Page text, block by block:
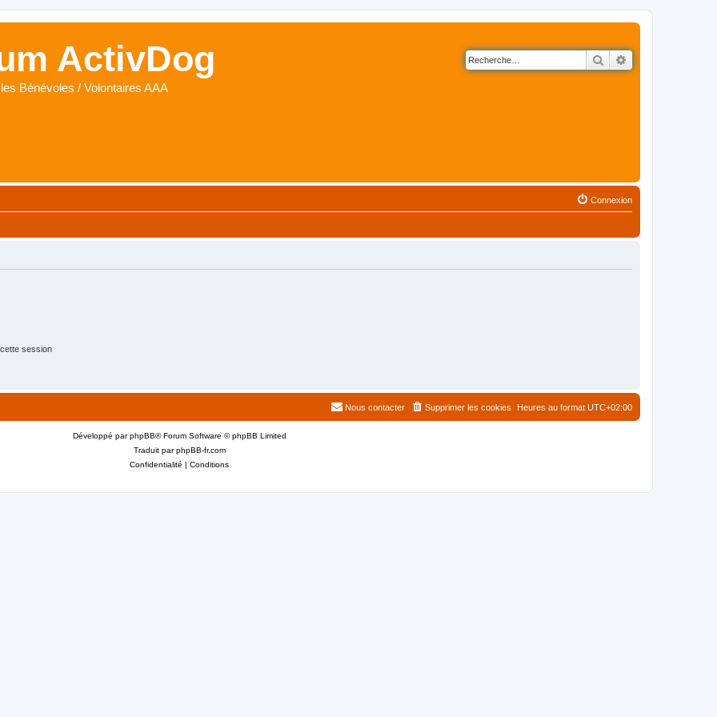
ActivDog
Bénévoles / Volontaires AAA
Rechercher
Connexion
session
Heures au format UTC+02:00
Supprimer les cookies
Nous contacter
Développé parphpBB® Forum Software © phpBB Limited
Traduit parphpBB-fr.com
Confidentialité | Conditions